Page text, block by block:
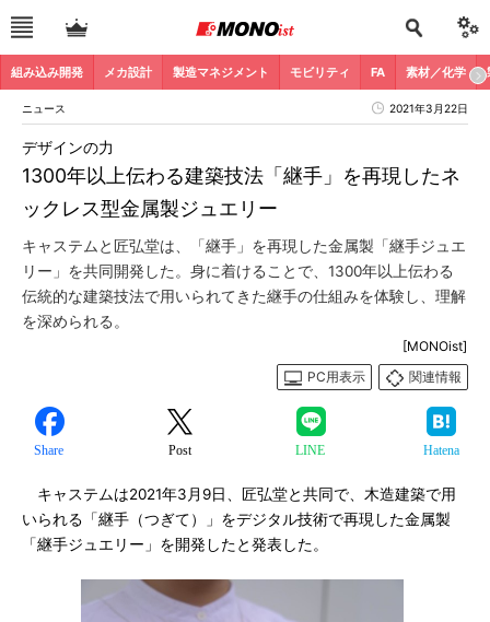
組み込み開発 メカ設計 製造マネジメント モビリティ FA 素材／化学
ニュース 2021年3月22日
1300年以上伝わる建築技法「継手」を再現したネ
ックレス型金属製ジュエリー
デザインの力
キャステムと匠弘堂は、「継手」を再現した金属製「継手ジュエ
リー」を共同開発した。身に着けることで、1300年以上伝わる
伝統的な建築技法で用いられてきた継手の仕組みを体験し、理解
を深められる。
[MONOist]
PC用表示
関連情報
Share Post LINE Hatena
キャステムは2021年3月9日、匠弘堂と共同で、木造建築で用
いられる「継手（つぎて）」をデジタル技術で再現した金属製
「継手ジュエリー」を開発したと発表した。